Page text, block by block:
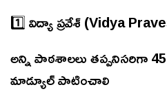
1️⃣ విద్యా ప్రవేశ్ (Vidya
అన్ని పాఠశాలలు తప్పనిసరిగా 45
మాడ్యూల్ పాటించాలి